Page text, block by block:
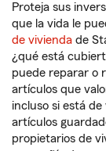
Proteja sus
que la vida le
de vivienda de
¿qué está
puede reparar o
artículos que
incluso si está
artículos
propietarios de